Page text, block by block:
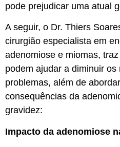
pode prejudicar uma atual
A seguir, o Dr. Thiers
cirurgião especialista em
adenomiose e miomas,
podem ajudar a diminuir os
problemas, além de
consequências da
gravidez:
Impacto da adenomiose